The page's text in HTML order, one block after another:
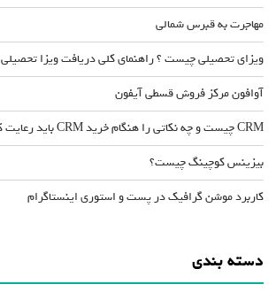
مهاجرت به قبرس شمالی
ویزای تحصیلی چیست ؟ راهنمای کلی دریافت ویزا تحصیلی
آوافون مرکز فروش قسطی آیفون
CRM چیست و چه نکاتی را هنگام خرید CRM باید رعایت کرد؟
بیزینس کوچینگ چیست؟
کاربرد موشن گرافیک در پست و استوری اینستاگرام
دسته بندی